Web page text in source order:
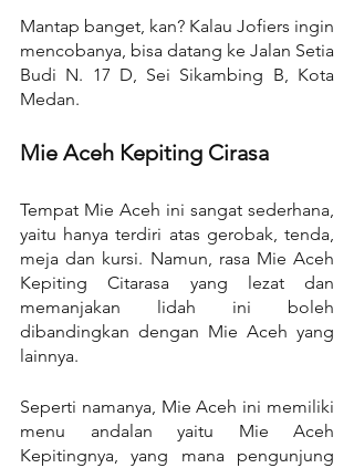
Mantap banget, kan? Kalau Jofiers ingin
mencobanya, bisa datang ke Jalan Setia
Budi N. 17 D, Sei Sikambing B, Kota
Medan.
Mie Aceh Kepiting Cirasa
Tempat Mie Aceh ini sangat sederhana,
yaitu hanya terdiri atas gerobak, tenda,
meja dan kursi. Namun, rasa Mie Aceh
Kepiting Citarasa yang lezat dan
memanjakan lidah ini boleh
dibandingkan dengan Mie Aceh yang
lainnya.
Seperti namanya, Mie Aceh ini memiliki
menu andalan yaitu Mie Aceh
Kepitingnya, yang mana pengunjung